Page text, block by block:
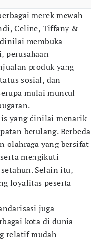
merek mewah
Celine, Tiffany &
membuka
perusahaan
produk yang
sosial, dan
mulai muncul
yang dinilai menarik
berulang. Berbeda
olahraga yang bersifat
mengikuti
Selain itu,
loyalitas peserta
juga
kota di dunia
relatif mudah